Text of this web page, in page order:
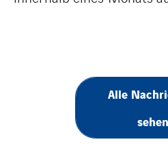
Alle
sehen